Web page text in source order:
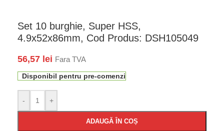
Set 10 burghie, Super HSS,
4.9x52x86mm, Cod Produs: DSH105049
56,57 lei Fara TVA
Disponibil pentru pre-comenzi
- +
ADAUGĂ ÎN COȘ